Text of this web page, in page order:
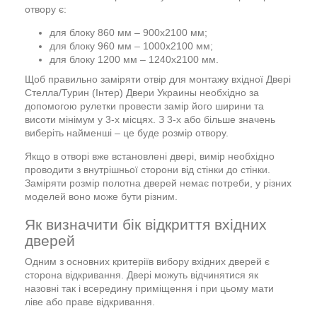
отвору є:
для блоку 860 мм – 900х2100 мм;
для блоку 960 мм – 1000х2100 мм;
для блоку 1200 мм – 1240х2100 мм.
Щоб правильно заміряти отвір для монтажу вхідної Двері
Стелла/Турин (Інтер) Двери Украины необхідно за
допомогою рулетки провести замір його ширини та
висоти мінімум у 3-х місцях. З 3-х або більше значень
виберіть найменші – це буде розмір отвору.
Якщо в отворі вже встановлені двері, вимір необхідно
проводити з внутрішньої сторони від стінки до стінки.
Заміряти розмір полотна дверей немає потреби, у різних
моделей воно може бути різним.
Як визначити бік відкриття вхідних
дверей
Одним з основних критеріїв вибору вхідних дверей є
сторона відкривання. Двері можуть відчинятися як
назовні так і всередину приміщення і при цьому мати
ліве або праве відкривання.